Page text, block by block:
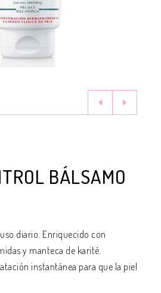
BÁLSAMO
diario. Enriquecido con
y manteca de karité.
instantánea para que la piel